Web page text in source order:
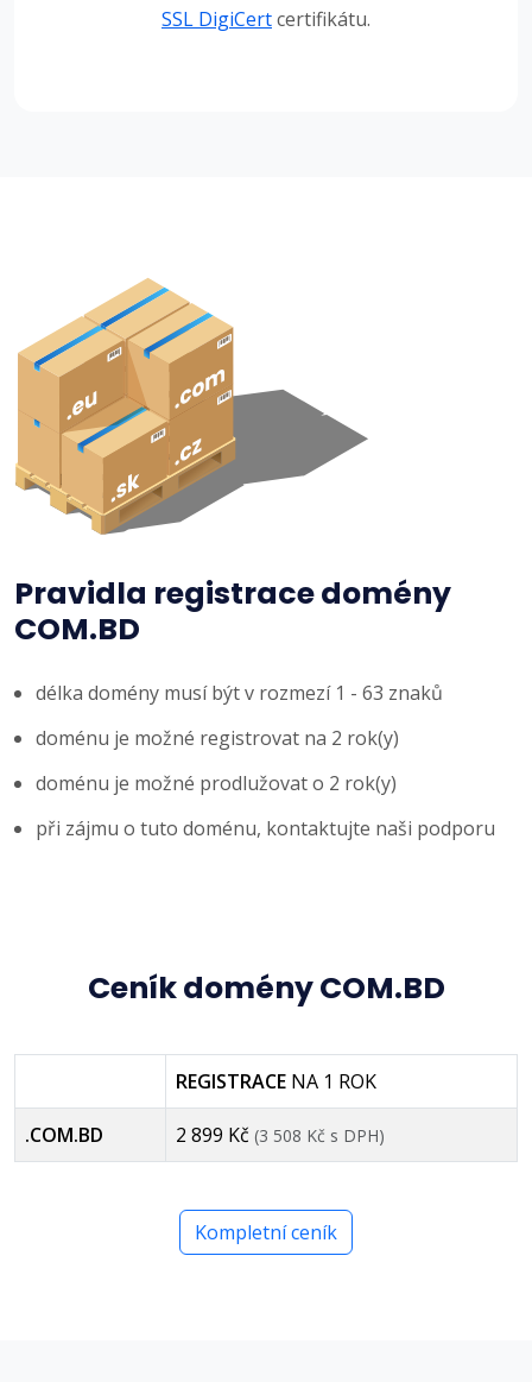
SSL DigiCertcertifikátu.
Pravidla registrace domény
COM.BD
délka domény musí být v rozmezí 1 - 63 znaků
doménu je možné registrovat na 2 rok(y)
doménu je možné prodlužovat o 2 rok(y)
při zájmu o tuto doménu, kontaktujte naši podporu
Ceník domény COM.BD
REGISTRACE NA 1 ROK
.COM.BD 2 899 Kč (3 508 Kč s DPH)
Kompletní ceník